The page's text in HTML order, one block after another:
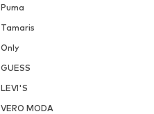
Puma
Tamaris
Only
GUESS
LEVI'S
VERO MODA